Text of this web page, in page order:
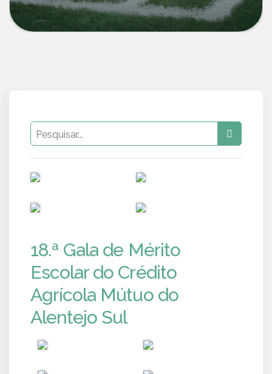
18.ª Gala de Mérito
Escolar do Crédito
Agrícola Mútuo do
Alentejo Sul